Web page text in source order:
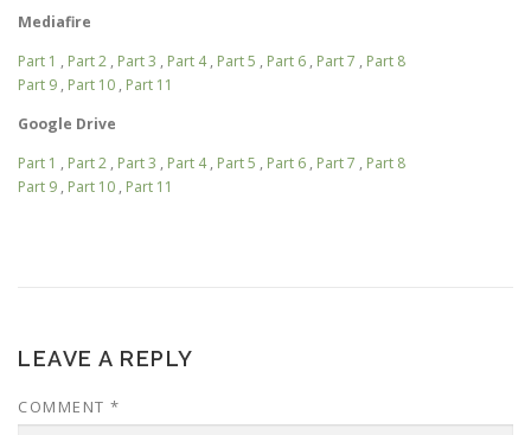
Mediafire
Part 1 , Part 2 , Part 3 , Part 4, Part 5 , Part 6 , Part 7 , Part 8
Part 9 , Part 10 , Part 11
Google Drive
Part 1 , Part 2 , Part 3 , Part 4, Part 5 , Part 6 , Part 7 , Part 8
Part 9 , Part 10 , Part 11
LEAVE A REPLY
COMMENT *